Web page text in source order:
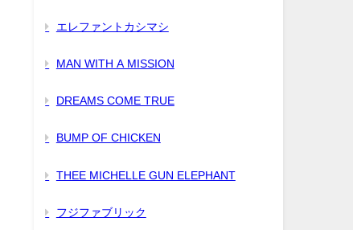
エレファントカシマシ
MAN WITH A MISSION
DREAMS COME TRUE
BUMP OF CHICKEN
THEE MICHELLE GUN ELEPHANT
フジファブリック